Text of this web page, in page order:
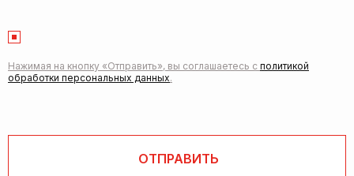
Нажимая на кнопку «Отправить», вы соглашаетесь с политикой
обработки персональных данных.